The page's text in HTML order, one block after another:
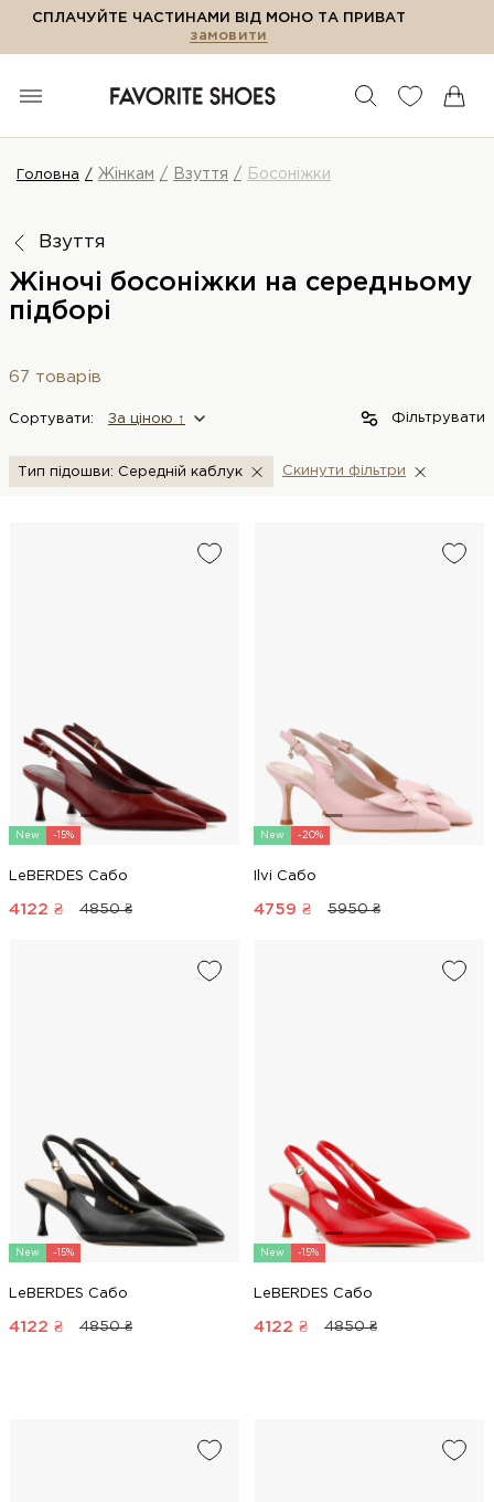
СПЛАЧУЙТЕ ЧАСТИНАМИ ВІД МОНО ТА ПРИВАТ
замовити
Головна Жінкам Взуття Босоніжки
Взуття
Жіночі босоніжки на середньому
підборі
67 товарів
Сортувати: За цiною ↑ Фільтрувати
Тип підошви: Середній каблук Скинути фiльтри
New -15%
LeBERDES Сабо
4122 ₴ 4850 ₴
New -20%
Ilvi Сабо
4759 ₴ 5950 ₴
New -15%
LeBERDES Сабо
4122 ₴ 4850 ₴
New -15%
LeBERDES Сабо
4122 ₴ 4850 ₴